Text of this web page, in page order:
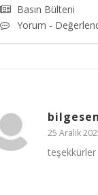
Basın Bülteni
Yorum -
25 Aralık
teşekkürler